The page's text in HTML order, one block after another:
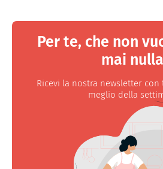
Per te, che non
mai
Ricevi la nostra newsletter
meglio della